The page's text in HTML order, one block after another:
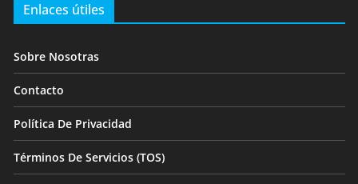
Enlaces útiles
Sobre Nosotras
Contacto
Política De Privacidad
Términos De Servicios (TOS)